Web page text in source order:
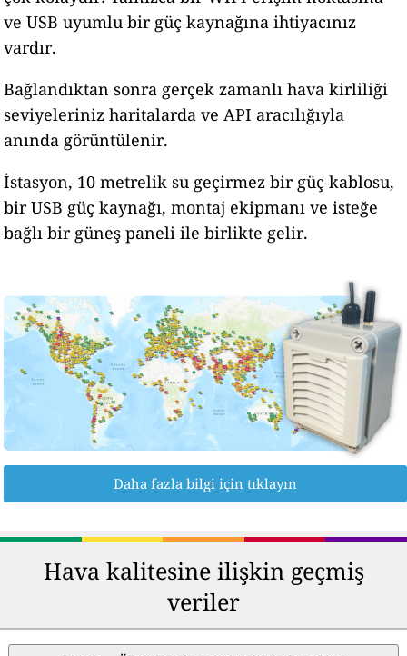
ve USB uyumlu bir güç kaynağına ihtiyacınız
vardır.
Bağlandıktan sonra gerçek zamanlı hava kirliliği
seviyeleriniz haritalarda ve API aracılığıyla
anında görüntülenir.
İstasyon, 10 metrelik su geçirmez bir güç kablosu,
bir USB güç kaynağı, montaj ekipmanı ve isteğe
bağlı bir güneş paneli ile birlikte gelir.
Daha fazla bilgi için tıklayın
Hava kalitesine ilişkin geçmiş
veriler